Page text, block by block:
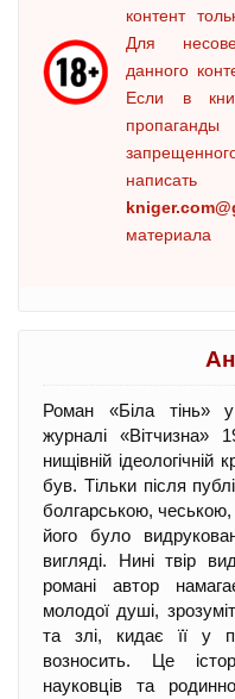
контент
Для
данного
Если в
материала
Роман «Біла тінь»
журналі «Вітчизна»
нищівній
був. Тільки після
болгарською,
його було
вигляді. Нині твір
романі автор
молодої душі,
та злі, кидає її у
возносить. Це
науковців та